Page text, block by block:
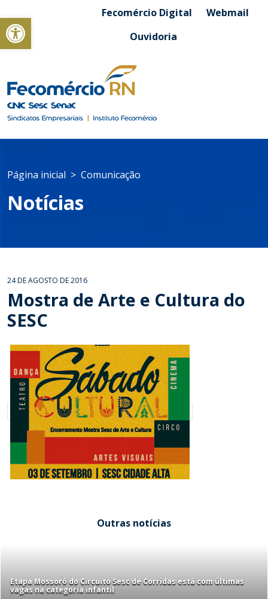
Abrir a barra de ferramentasFecomércio Digital
Webmail
Ouvidoria
Página inicial Comunicação
Notícias
24 DE AGOSTO DE 2016
Mostra de Arte e Cultura do
SESC
Outras notícias
Etapa Mossoró do Circuito Sesc de Corridas está com últimas
vagas na categoria infantil